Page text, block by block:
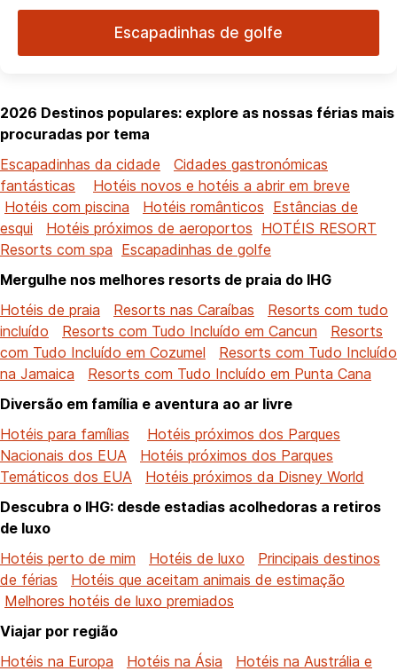
Escapadinhas de golfe
2026 Destinos populares: explore as nossas férias mais
procuradas por tema
Escapadinhas da cidade
Cidades gastronómicas
fantásticas
Hotéis novos e hotéis a abrir em breve
Hotéis com piscina
Hotéis românticos Estâncias de
esqui
Hotéis próximos de aeroportos HOTÉIS RESORT
Resorts com spa Escapadinhas de golfe
Mergulhe nos melhores resorts de praia do IHG
Hotéis de praia
Resorts nas Caraíbas
Resorts com tudo
incluído
Resorts com Tudo Incluído em Cancun
Resorts
com Tudo Incluído em Cozumel
Resorts com Tudo Incluído
na Jamaica
Resorts com Tudo Incluído em Punta Cana
Diversão em família e aventura ao ar livre
Hotéis para famílias
Hotéis próximos dos Parques
Nacionais dos EUA
Hotéis próximos dos Parques
Temáticos dos EUA
Hotéis próximos da Disney World
Descubra o IHG: desde estadias acolhedoras a retiros
de luxo
Hotéis perto de mim
Hotéis de luxo
Principais destinos
de férias
Hotéis que aceitam animais de estimação
Melhores hotéis de luxo premiados
Viajar por região
Hotéis na Europa
Hotéis na Ásia
Hotéis na Austrália e